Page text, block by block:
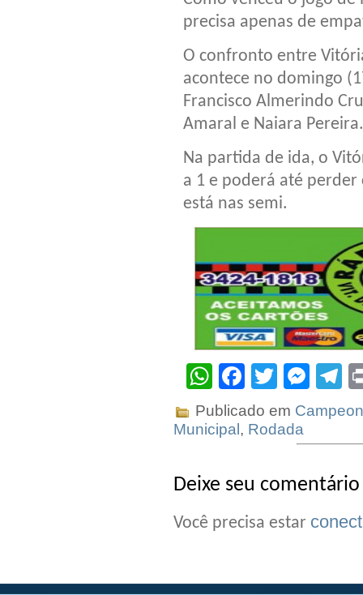
precisa apenas de
O confronto entre
acontece no domingo
Francisco Almerindo
Amaral e Naiara
Na partida de ida, o
a 1 e poderá até
está nas semi.
WhatsApp
Facebook
Twitter
Publicado em
Municipal, Rodada
Deixe seu comentário
Você precisa estar